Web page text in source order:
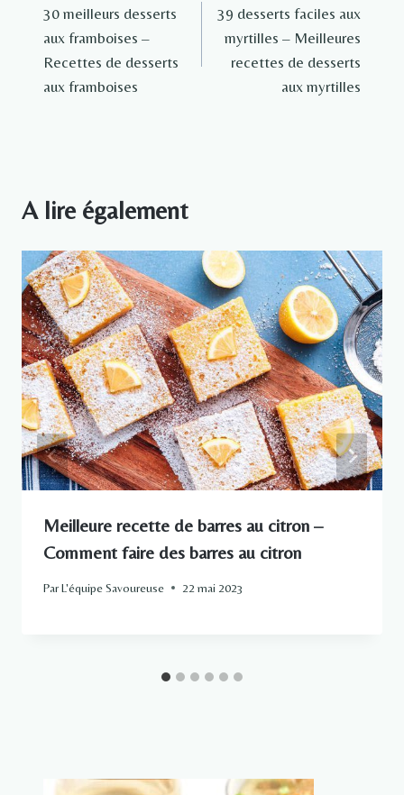
de
l’article
30 meilleurs desserts
aux framboises –
Recettes de desserts
aux framboises
39 desserts faciles aux
myrtilles – Meilleures
recettes de desserts
aux myrtilles
A lire également
Meilleure recette de barres au citron –
Comment faire des barres au citron
ParL'équipe Savoureuse 22 mai 2023